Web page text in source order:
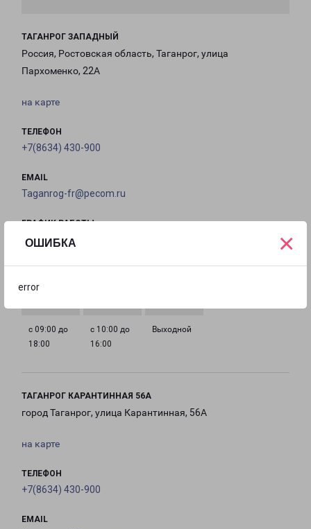
ОШИБКА
error
×
ТАГАНРОГ ЗАПАДНЫЙ
Россия, Ростовская область, Таганрог, улица
Пархоменко, 22А
на карте
ТЕЛЕФОН
+7(8634) 430-900
EMAIL
Taganrog-fr@pecom.ru
ГРАФИК РАБОТЫ
с 09:00 до
18:00
с 09:00 до
с 09:00 до
с 09:00 до
с 09:00 до
18:00
с 10:00 до
16:00
Выходной
ТАГАНРОГ КАРАНТИННАЯ 56А
город Таганрог, улица Карантинная, 56А
на карте
ТЕЛЕФОН
+7(8634) 430-900
EMAIL